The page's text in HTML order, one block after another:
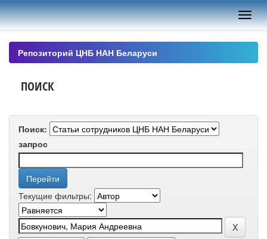
Skip
navigation
Репозиторий ЦНБ НАН Беларуси
ПОИСК
Поиск:
запрос
Текущие фильтры: